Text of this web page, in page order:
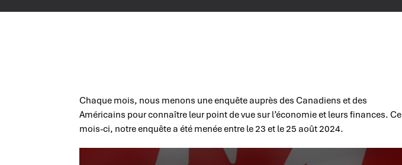
Chaque mois, nous menons une enquête auprès des Canadiens et des
Américains pour connaître leur point de vue sur l’économie et leurs finances. Ce
mois-ci, notre enquête a été menée entre le 23 et le 25 août 2024.